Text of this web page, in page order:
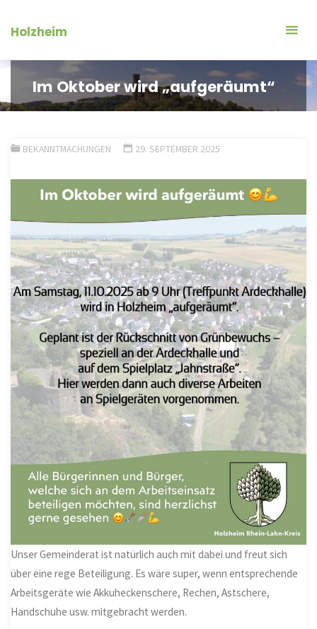
InhaltHolzheim
Im Oktober wird „aufgeräumt“
BEKANNTMACHUNGEN 29. SEPTEMBER 2025
Unser Gemeinderat ist natürlich auch mit dabei und freut sich
über eine rege Beteiligung. Es wäre super, wenn entsprechende
Arbeitsgeräte wie Akkuheckenschere, Rechen, Astschere,
Handschuhe usw. mitgebracht werden.